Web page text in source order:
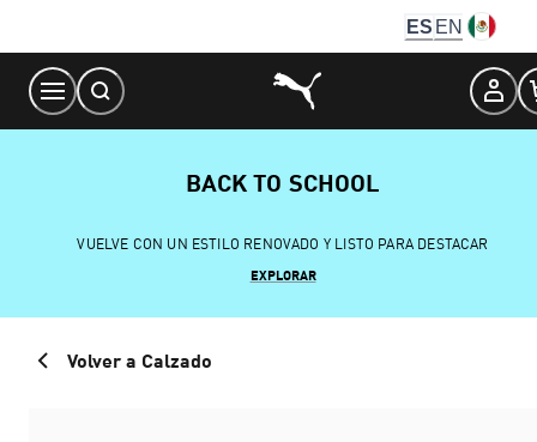
Content
ES EN
BACK TO SCHOOL
VUELVE CON UN ESTILO RENOVADO Y LISTO PARA DESTACAR
EXPLORAR
Volver a Calzado